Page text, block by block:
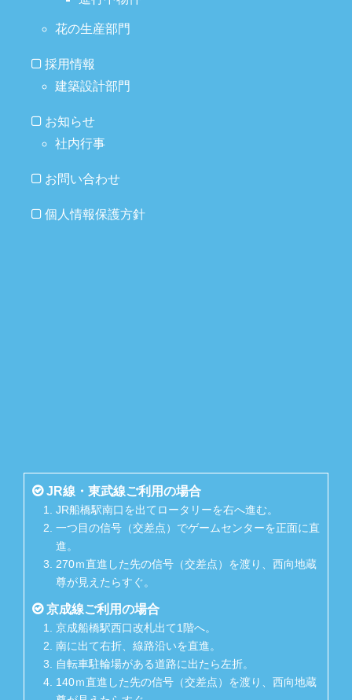
花の生産部門
採用情報
建築設計部門
お知らせ
社内行事
お問い合わせ
個人情報保護方針
JR線・東武線ご利用の場合
JR船橋駅南口を出てロータリーを右へ進む。
一つ目の信号（交差点）でゲームセンターを正面に直
進。
270ｍ直進した先の信号（交差点）を渡り、西向地蔵
尊が見えたらすぐ。
京成線ご利用の場合
京成船橋駅西口改札出て1階へ。
南に出て右折、線路沿いを直進。
自転車駐輪場がある道路に出たら左折。
140ｍ直進した先の信号（交差点）を渡り、西向地蔵